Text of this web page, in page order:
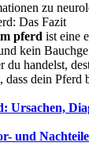
zu
Das Fazit
pferd ist eine
kein
du handelst,
dass dein
Ursachen,
und